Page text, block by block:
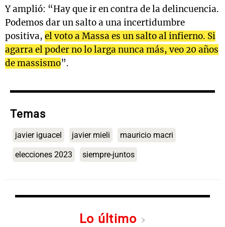
Y amplió: “Hay que ir en contra de la delincuencia.
Podemos dar un salto a una incertidumbre
positiva, el voto a Massa es un salto al infierno. Si
agarra el poder no lo larga nunca más, veo 20 años
de massismo”.
Temas
javier iguacel javier mieli mauricio macri
elecciones 2023 siempre-juntos
Lo último